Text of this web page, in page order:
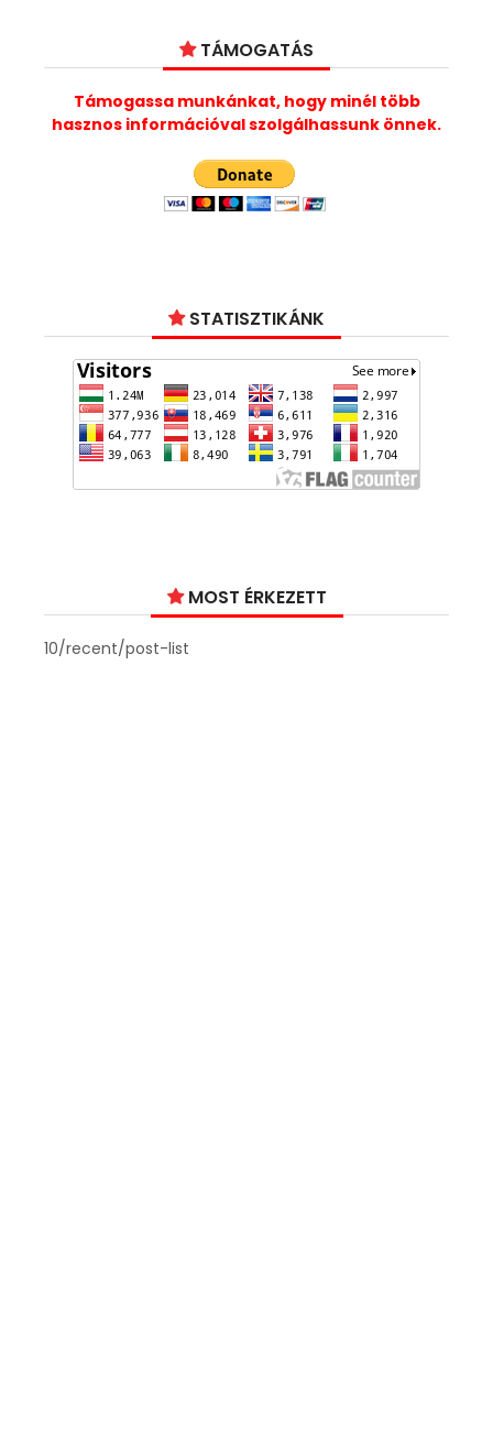
TÁMOGATÁS
Támogassa munkánkat, hogy minél több
hasznos információval szolgálhassunk önnek.
STATISZTIKÁNK
MOST ÉRKEZETT
10/recent/post-list